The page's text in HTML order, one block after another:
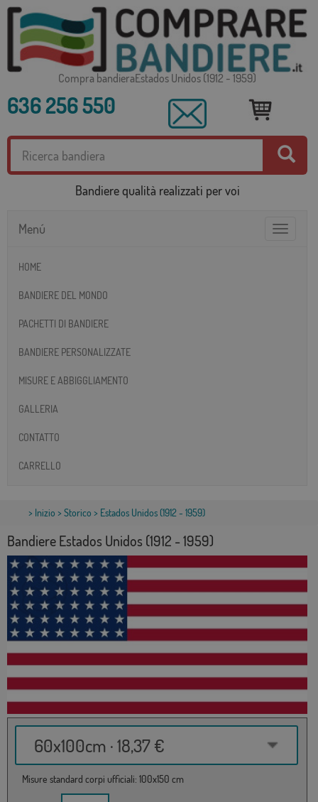
Compra bandieraEstados Unidos (1912 - 1959)
636 256 550
Bandiere qualità realizzati per voi
Toggle
Menú
HOME
BANDIERE DEL MONDO
PACHETTI DI BANDIERE
BANDIERE PERSONALIZZATE
MISURE E ABBIGGLIAMENTO
GALLERIA
CONTATTO
CARRELLO
> Inizio > Storico > Estados Unidos (1912 - 1959)
Bandiere Estados Unidos (1912 - 1959)
60x100cm · 18,37 €
Misure standard corpi ufficiali: 100x150 cm